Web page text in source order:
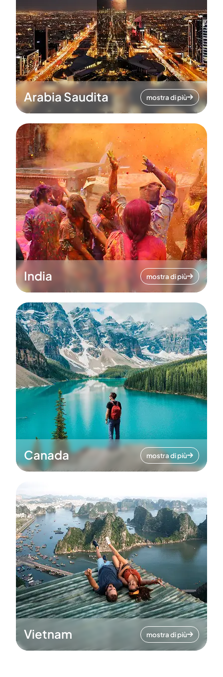
Arabia Saudita mostra di più
India mostra di più
Canada mostra di più
Vietnam mostra di più